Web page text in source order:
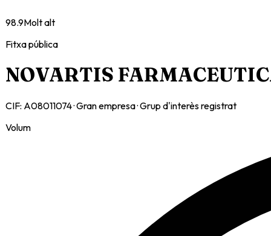
98.9Molt alt
Fitxa pública
NOVARTIS
CIF: A08011074·Gran empresa· Grup d'interès registrat
Volum